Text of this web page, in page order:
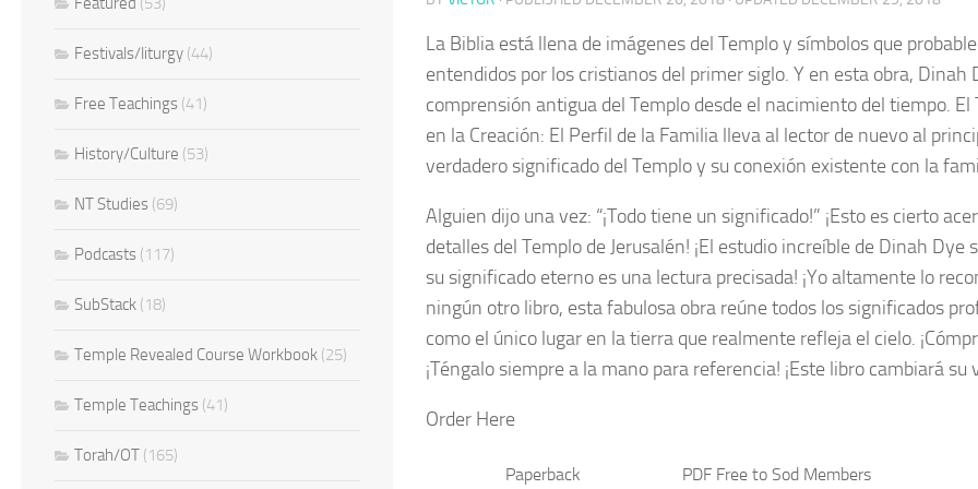
La Biblia está llena de imágenes del Templo y símbolos que
entendidos por los cristianos del primer siglo. Y en esta obra, Dinah
comprensión antigua del Templo desde el nacimiento del tiempo. El
en la Creación: El Perfil de la Familia lleva al lector de nuevo al
verdadero significado del Templo y su conexión existente con la
Alguien dijo una vez: “¡Todo tiene un significado!” ¡Esto es cierto
detalles del Templo de Jerusalén! ¡El estudio increíble de Dinah Dye
su significado eterno es una lectura precisada! ¡Yo altamente lo
ningún otro libro, esta fabulosa obra reúne todos los significados
como el único lugar en la tierra que realmente refleja el cielo.
¡Téngalo siempre a la mano para referencia! ¡Este libro cambiará su
Order Here
Paperback PDF Free to Sod Members
Festivals/liturgy (44)
Free Teachings (41)
History/Culture (53)
NT Studies (69)
Podcasts (117)
SubStack (18)
Temple Revealed Course Workbook (25)
Temple Teachings (41)
Torah/OT (165)